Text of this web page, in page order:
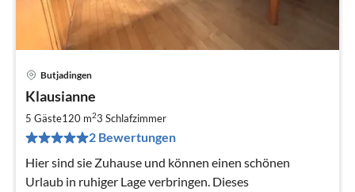
Butjadingen
Klausianne
5 Gäste120 m23 Schlafzimmer
2 Bewertungen
Hier sind sie Zuhause und können einen schönen
Urlaub in ruhiger Lage verbringen. Dieses